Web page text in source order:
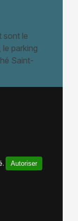
sont le
parking
Saint-
Autoriser